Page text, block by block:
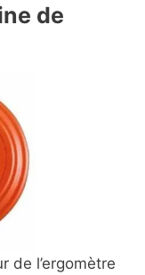
de
de l’ergomètre